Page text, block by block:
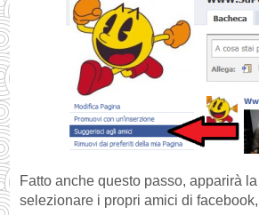
Fatto anche questo passo, apparirà
selezionare i propri amici di